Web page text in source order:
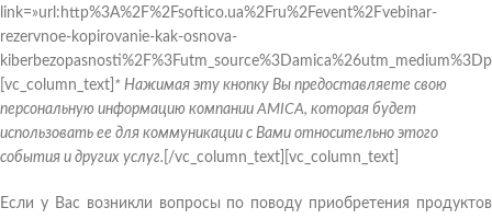
link=»url:http%3A%2F%2Fsoftico.ua%2Fru%2Fevent%2Fvebinar-
rezervnoe-kopirovanie-kak-osnova-
[vc_column_text] * Нажимая эту кнопку Вы предоставляете свою
персональную информацию компании AMICA, которая будет
использовать ее для коммуникации с Вами относительно этого
события и других услуг. [/vc_column_text][vc_column_text]
Если у Вас возникли вопросы по поводу приобретения продуктов